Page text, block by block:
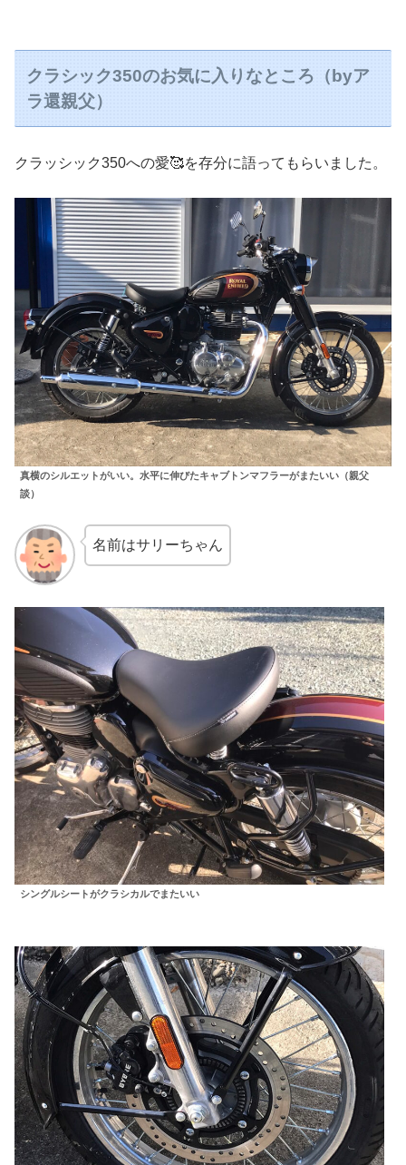
クラシック350のお気に入りなところ（byア
ラ還親父）
クラッシック350への愛🥰を存分に語ってもらいました。
真横のシルエットがいい。水平に伸びたキャブトンマフラーがまたいい（親父
談）
名前はサリーちゃん
シングルシートがクラシカルでまたいい